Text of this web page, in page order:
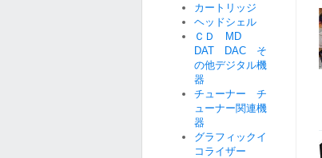
カートリッジ
ヘッドシェル
ＣＤ MD
DAT DAC そ
の他デジタル機
器
チューナー チ
ューナー関連機
器
グラフィックイ
コライザー